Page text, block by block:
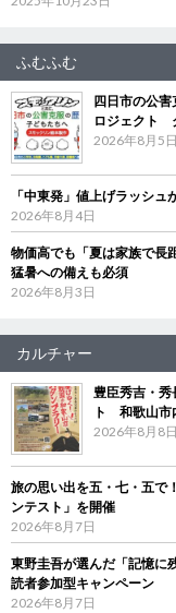
ふむふむ
四日市の公
ロジェクト
2026年8月5日
「中東発」値上げラッシ
2026年8月4日
物価高でも「夏は家族で長
猛暑への備えも必須
2026年8月3日
カルチャー
豊臣秀吉・秀
ト 和歌山市
2026年8月8日
旅の思い出を五・七・五
ンテスト」を開催
2026年8月7日
東野圭吾が選んだ「記憶
読者参加型キャンペーン
2026年8月7日